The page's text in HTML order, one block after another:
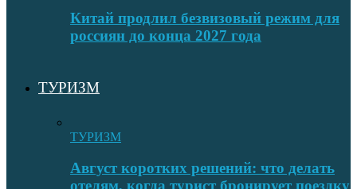
Китай продлил безвизовый режим для
россиян до конца 2027 года
ТУРИЗМ
ТУРИЗМ
Август коротких решений: что делать
отелям, когда турист бронирует поездку